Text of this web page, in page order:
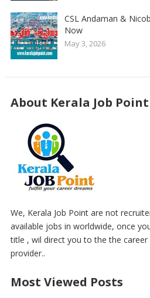
CSL Andaman &
Now
May 3, 2026
About Kerala Job Point
We, Kerala Job Point are not
available jobs in worldwide, once
title , wil direct you to the the
provider..
Most Viewed Posts